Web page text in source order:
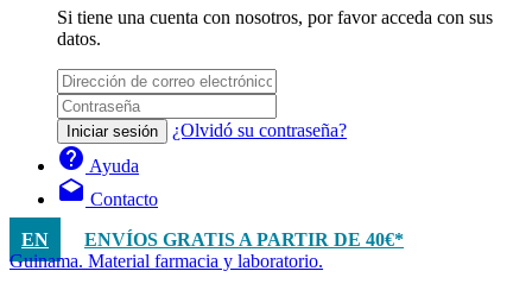
Si tiene una cuenta con nosotros, por favor acceda con sus
datos.
Iniciar sesión ¿Olvidó su contraseña?
help Ayuda
drafts Contacto
EN
ENVÍOS GRATIS A PARTIR DE 40€*
Guinama. Material farmacia y laboratorio.